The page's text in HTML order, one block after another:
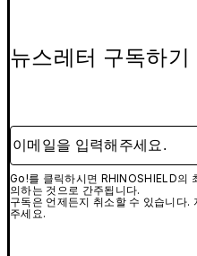
뉴스레터 구독하기
이메일을 입력해주세요.
Go!를 클릭하시면 RHINOSHIELD의
의하는 것으로 간주됩니다.
구독은 언제든지 취소할 수 있습니다.
주세요.